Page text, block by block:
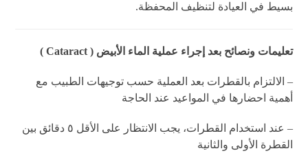
بسيط في العيادة لتنظيف المحفظة.
تعليمات ونصائح بعد إجراء عملية الماء الأبيض ( Cataract )
– الالتزام بالقطرات بعد العملية حسب توجيهات الطبيب مع
أهمية احضارها في المواعيد عند الحاجة
– عند استخدام القطرات، يجب الانتظار على الأقل ٥ دقائق بين
القطرة الأولى والثانية